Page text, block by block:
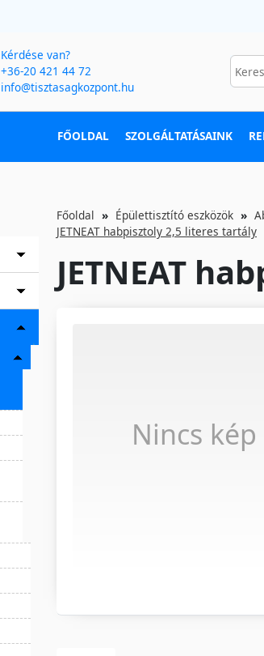
Kérdése van?
+36-20 421 44 72
info@tisztasagkozpont.hu
FŐOLDAL SZOLGÁLTATÁSAINK
Főoldal Épülettisztító eszközök
JETNEAT habpisztoly 2,5 literes tartály
JETNEAT
Nincs kép